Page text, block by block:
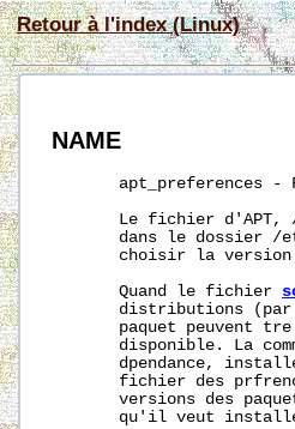
Retour à l'index (Linux)
NAME
apt_preferences -
Le fichier d'APT,
dans le dossier /
choisir la
       Quand le fichier
distributions
paquet peuvent
disponible. La
dpendance,
fichier des
versions des
qu'il veut